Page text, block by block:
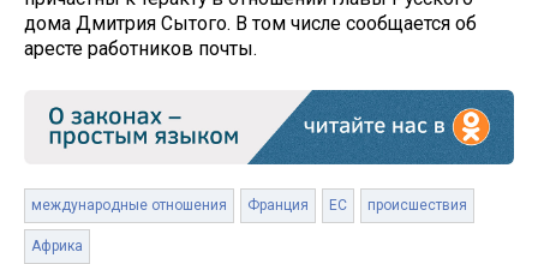
дома Дмитрия Сытого. В том числе сообщается об
аресте работников почты.
международные отношения Франция ЕС происшествия
Африка